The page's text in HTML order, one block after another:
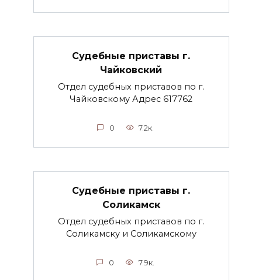
Судебные приставы г.
Чайковский
Отдел судебных приставов по г.
Чайковскому Адрес 617762
0 7.2к.
Судебные приставы г.
Соликамск
Отдел судебных приставов по г.
Соликамску и Соликамскому
0 7.9к.